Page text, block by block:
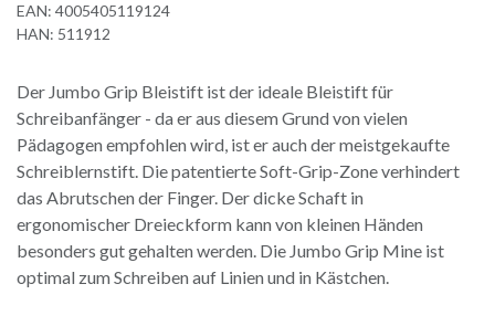
EAN: 4005405119124
HAN: 511912
Der Jumbo Grip Bleistift ist der ideale Bleistift für
Schreibanfänger - da er aus diesem Grund von vielen
Pädagogen empfohlen wird, ist er auch der meistgekaufte
Schreiblernstift. Die patentierte Soft-Grip-Zone verhindert
das Abrutschen der Finger. Der dicke Schaft in
ergonomischer Dreieckform kann von kleinen Händen
besonders gut gehalten werden. Die Jumbo Grip Mine ist
optimal zum Schreiben auf Linien und in Kästchen.